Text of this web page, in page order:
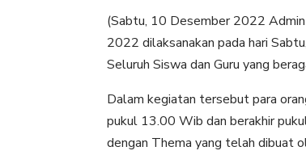
(Sabtu, 10 Desember 2022
2022 dilaksanakan pada hari
Seluruh Siswa dan Guru yang
Dalam kegiatan tersebut para
pukul 13.00 Wib dan berakhir
dengan Thema yang telah dibuat